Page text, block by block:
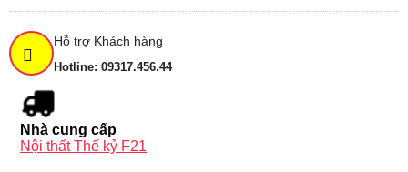
Hỗ trợ Khách hàng
Hotline: 09317.456.44
Nhà cung cấp
Nội thất Thế kỷ F21